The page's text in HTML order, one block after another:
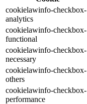
cookielawinfo-checkbox-
analytics
cookielawinfo-checkbox-
functional
cookielawinfo-checkbox-
necessary
cookielawinfo-checkbox-
others
cookielawinfo-checkbox-
performance